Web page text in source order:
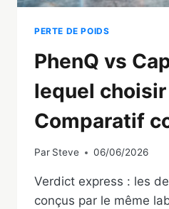
PERTE DE POIDS
PhenQ vs
lequel
Comparatif
Par Steve 06/06/2026
Verdict express : les
conçus par le même